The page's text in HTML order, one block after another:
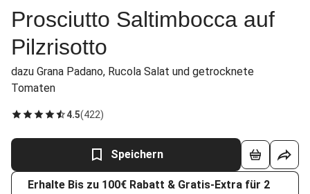
Prosciutto Saltimbocca auf
Pilzrisotto
dazu Grana Padano, Rucola Salat und getrocknete
Tomaten
4.5(422)
Speichern
Erhalte Bis zu 100€ Rabatt & Gratis-Extra für 2